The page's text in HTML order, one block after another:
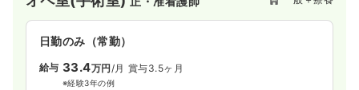
日勤のみ（常勤）
給与 33.4万円 /月 賞与3.5ヶ月
※経験3年の例